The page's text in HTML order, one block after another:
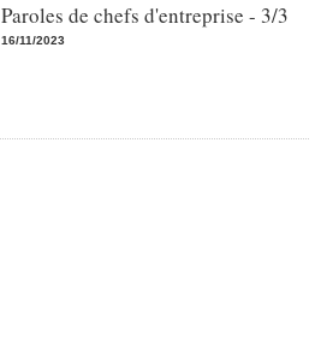
Paroles de chefs d'entreprise - 3/3
16/11/2023